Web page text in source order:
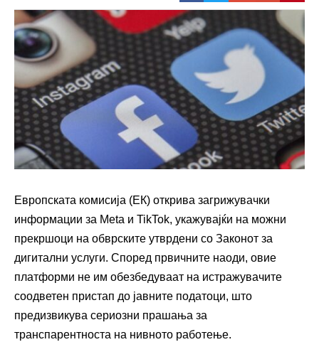
Европската комисија (ЕК) открива загрижувачки
информации за Meta и TikTok, укажувајќи на можни
прекршоци на обврските утврдени со Законот за
дигитални услуги. Според првичните наоди, овие
платформи не им обезбедуваат на истражувачите
соодветен пристап до јавните податоци, што
предизвикува сериозни прашања за
транспарентноста на нивното работење.